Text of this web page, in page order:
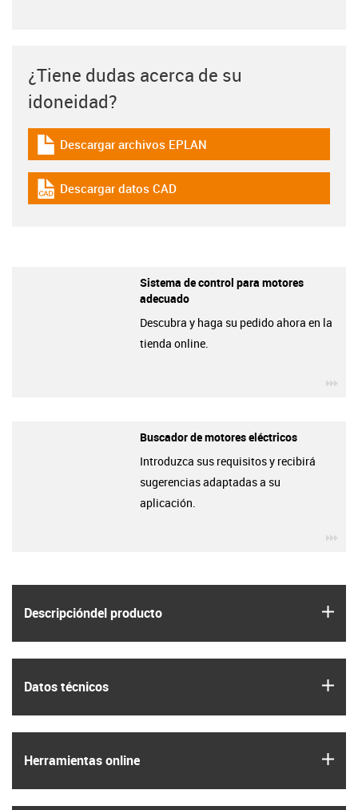
Descripción­del producto
Datos técnicos
Herramientas online
¿Tiene dudas acerca de su
idoneidad?
igus-icon-download-plan
Descargar archivos EPLAN
igus-icon-cad-dateien
Descargar datos CAD
Sistema de control para motores
adecuado
Descubra y haga su pedido ahora en la
tienda online.
Buscador de motores eléctricos
Introduzca sus requisitos y recibirá
sugerencias adaptadas a su
aplicación.